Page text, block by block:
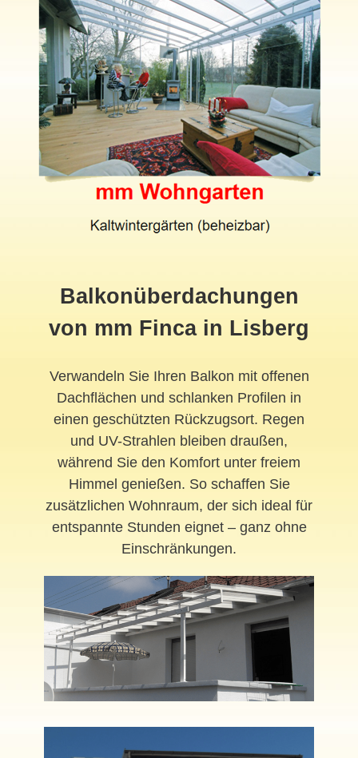
Balkonüberdachungen
von mm Finca in Lisberg
Verwandeln Sie Ihren Balkon mit offenen
Dachflächen und schlanken Profilen in
einen geschützten Rückzugsort. Regen
und UV-Strahlen bleiben draußen,
während Sie den Komfort unter freiem
Himmel genießen. So schaffen Sie
zusätzlichen Wohnraum, der sich ideal für
entspannte Stunden eignet – ganz ohne
Einschränkungen.